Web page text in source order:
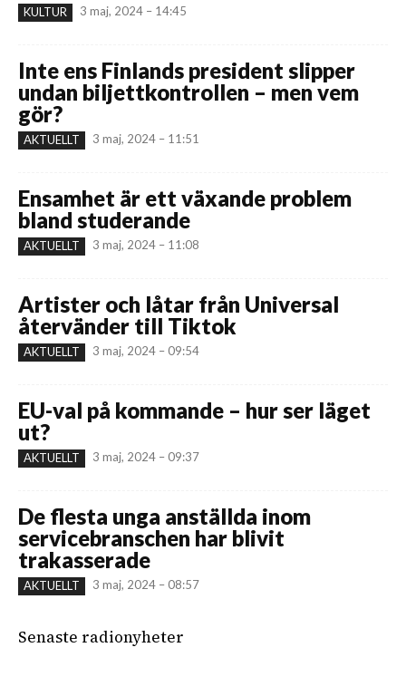
KULTUR 3 maj, 2024 – 14:45
Inte ens Finlands president slipper
undan biljettkontrollen – men vem
gör?
AKTUELLT 3 maj, 2024 – 11:51
Ensamhet är ett växande problem
bland studerande
AKTUELLT 3 maj, 2024 – 11:08
Artister och låtar från Universal
återvänder till Tiktok
AKTUELLT 3 maj, 2024 – 09:54
EU-val på kommande – hur ser läget
ut?
AKTUELLT 3 maj, 2024 – 09:37
De flesta unga anställda inom
servicebranschen har blivit
trakasserade
AKTUELLT 3 maj, 2024 – 08:57
Senaste radionyheter